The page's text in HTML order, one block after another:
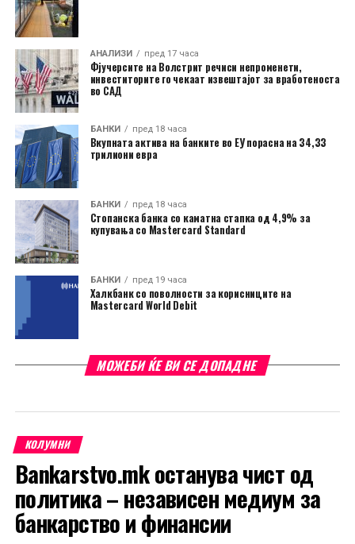
АНАЛИЗИ пред 17 часа
Фјучерсите на Волстрит речиси непроменети,
инвеститорите го чекаат извештајот за вработеноста
во САД
БАНКИ пред 18 часа
Вкупната актива на банките во ЕУ порасна на 34,33
трилиони евра
БАНКИ пред 18 часа
Стопанска банка со каматна стапка од 4,9% за
купувања со Mastercard Standard
БАНКИ пред 19 часа
Халкбанк со поволности за корисниците на
Mastercard World Debit
МОЖЕБИ ЌЕ ВИ СЕ ДОПАДНЕ
КОЛУМНИ
Bankarstvo.mk останува чист од
политика – независен медиум за
банкарство и финансии